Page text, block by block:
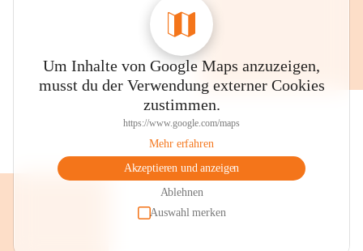
Um Inhalte von Google Maps anzuzeigen,
musst du der Verwendung externer Cookies
zustimmen.
https://www.google.com/maps
Mehr erfahren
Akzeptieren und anzeigen
Ablehnen
Auswahl merken